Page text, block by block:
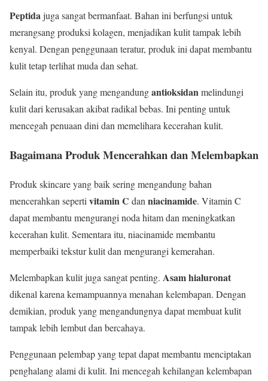
Peptidajuga sangat bermanfaat. Bahan ini berfungsi untuk
merangsang produksi kolagen, menjadikan kulit tampak lebih
kenyal. Dengan penggunaan teratur, produk ini dapat membantu
kulit tetap terlihat muda dan sehat.
Selain itu, produk yang mengandungantioksidanmelindungi
kulit dari kerusakan akibat radikal bebas. Ini penting untuk
mencegah penuaan dini dan memelihara kecerahan kulit.
Bagaimana Produk Mencerahkan dan Melembapkan
Produk skincare yang baik sering mengandung bahan
mencerahkan seperti vitamin C dan niacinamide. Vitamin C
dapat membantu mengurangi noda hitam dan meningkatkan
kecerahan kulit. Sementara itu, niacinamide membantu
memperbaiki tekstur kulit dan mengurangi kemerahan.
Melembapkan kulit juga sangat penting. Asam hialuronat
dikenal karena kemampuannya menahan kelembapan. Dengan
demikian, produk yang mengandungnya dapat membuat kulit
tampak lebih lembut dan bercahaya.
Penggunaan pelembap yang tepat dapat membantu menciptakan
penghalang alami di kulit. Ini mencegah kehilangan kelembapan